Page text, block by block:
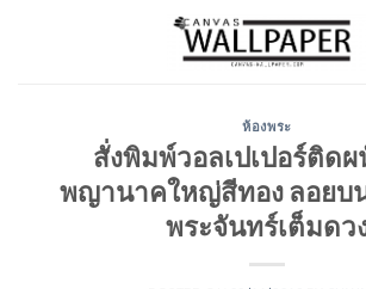
ห้องพระ
สั่งพิมพ์วอลเปเปอร์ติดผ
พญานาคใหญ่สีทอง ลอยบ
พระจันทร์เต็มดว